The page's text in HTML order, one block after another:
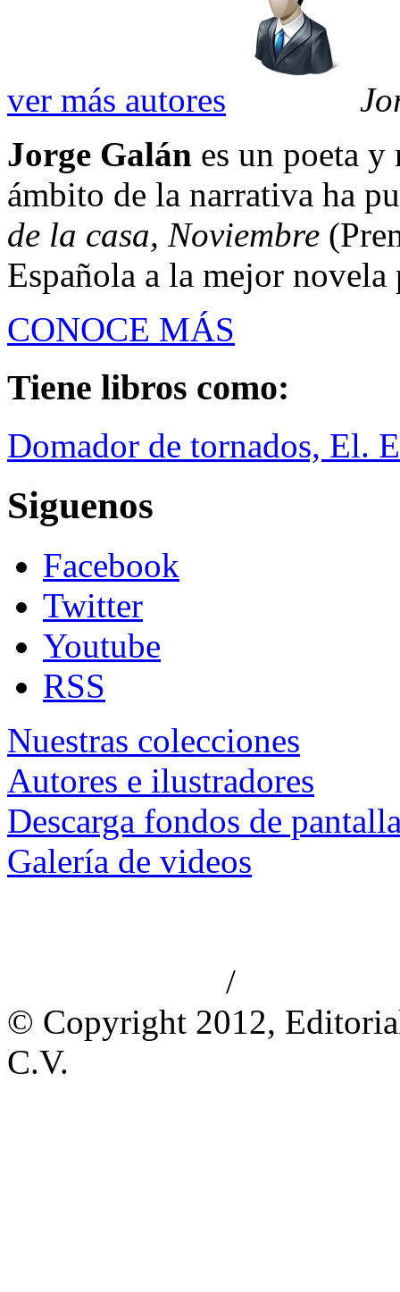
ver más autores
Jorge Galán es un poeta
ámbito de la narrativa ha
de la casa, Noviembre
Española a la mejor
CONOCE MÁS
Tiene libros como:
Domador de tornados, El.
Siguenos
Facebook
Twitter
Youtube
RSS
Nuestras colecciones
Autores e ilustradores
Descarga fondos de
Galería de videos
/
© Copyright 2012,
C.V.